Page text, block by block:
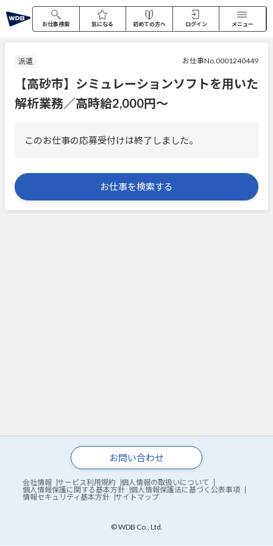
お仕事検索 気になる 初めての方へ ログイン メニュー
派遣 お仕事No.0001240449
【高砂市】シミュレーションソフトを用いた
解析業務／高時給2,000円～
このお仕事の応募受付けは終了しました。
お仕事を検索する
お問い合わせ
会社情報 サービス利用規約
個人情報の取扱いについて
個人情報保護に関する基本方針
個人情報保護法に基づく公表事項
情報セキュリティ基本方針
サイトマップ
© WDB Co., Ltd.